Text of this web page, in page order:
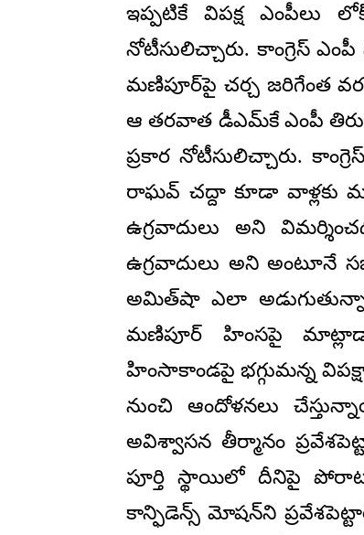
ఇప్పటికే విపక్ష ఎంపీలు
నోటీసులిచ్చారు. కాంగ్రెస్
మణిపూర్‌పై చర్చ జరిగేంత
ఆ తరవాత డీఎమ్‌కే ఎంపీ
ప్రకార నోటీసులిచ్చారు.
రాఘవ్ చద్దా కూడా వాళ్లకు
ఉగ్రవాదులు అని
ఉగ్రవాదులు అని అంటూనే
అమిత్‌షా ఎలా
మణిపూర్‌ హింసపై
హింసాకాండపై భగ్గుమన్న
నుంచి ఆందోళనలు
అవిశ్వాసన తీర్మానం
పూర్తి స్థాయిలో దీనిపై
కాన్ఫిడెన్స్ మోషన్‌ని